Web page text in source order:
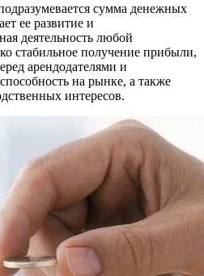
сумма денежных
ее развитие и
деятельность любой
стабильное получение прибыли,
арендодателями и
на рынке, а также
интересов.